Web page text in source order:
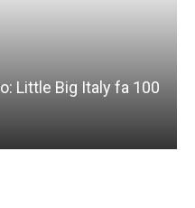
Little Big Italy fa 100